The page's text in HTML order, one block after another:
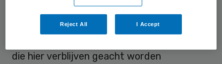
De vergoeding voor tolkendiensten is in
2012 afgeschaft, als bezuinigingsmaatregel
die hier verblijven geacht worden
Reject All I Accept